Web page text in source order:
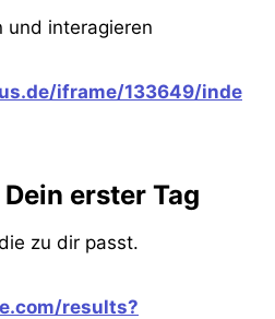
und interagieren
iframe/133649/inde
erster Tag
zu dir passt.
results?